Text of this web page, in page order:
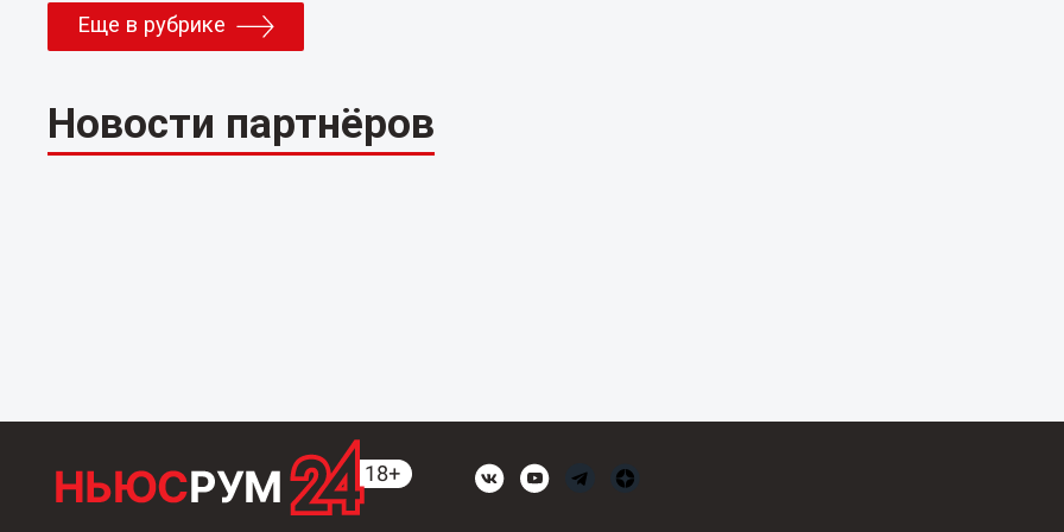
Еще в рубрике
Новости партнёров